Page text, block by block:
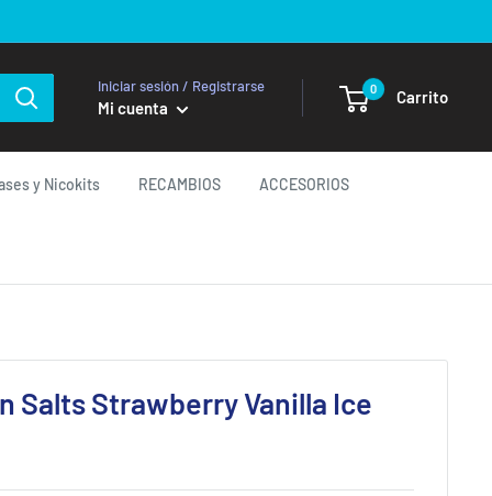
Iniciar sesión / Registrarse
Mi cuenta
0 Carrito
y Nicokits RECAMBIOS ACCESORIOS
Salts Strawberry Vanilla Ice